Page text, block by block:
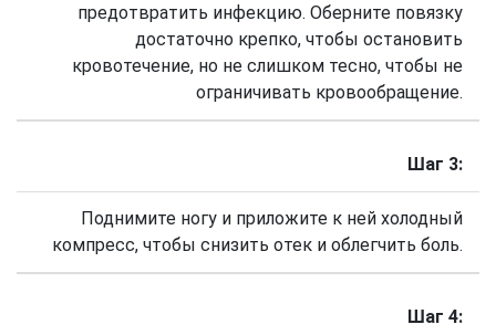
предотвратить инфекцию. Оберните повязку
достаточно крепко, чтобы остановить
кровотечение, но не слишком тесно, чтобы не
ограничивать кровообращение.
Шаг 3:
Поднимите ногу и приложите к ней холодный
компресс, чтобы снизить отек и облегчить боль.
Шаг 4: